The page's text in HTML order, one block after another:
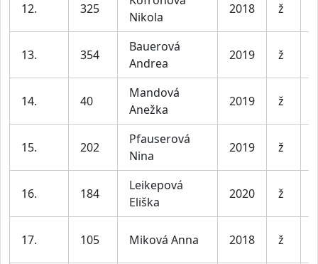
12. 325
Nikola
2018 ž
13. 354
Bauerová
Andrea
2019 ž
14. 40
Mandová
Anežka
2019 ž
15. 202
Pfauserová
Nina
2019 ž
16. 184
Leikepová
Eliška
2020 ž
17. 105 Miková Anna 2018 ž